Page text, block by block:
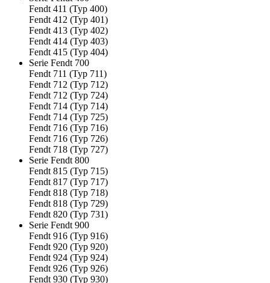
Fendt 411 (Typ 400)
Fendt 412 (Typ 401)
Fendt 413 (Typ 402)
Fendt 414 (Typ 403)
Fendt 415 (Typ 404)
Serie Fendt 700
Fendt 711 (Typ 711)
Fendt 712 (Typ 712)
Fendt 712 (Typ 724)
Fendt 714 (Typ 714)
Fendt 714 (Typ 725)
Fendt 716 (Typ 716)
Fendt 716 (Typ 726)
Fendt 718 (Typ 727)
Serie Fendt 800
Fendt 815 (Typ 715)
Fendt 817 (Typ 717)
Fendt 818 (Typ 718)
Fendt 818 (Typ 729)
Fendt 820 (Typ 731)
Serie Fendt 900
Fendt 916 (Typ 916)
Fendt 920 (Typ 920)
Fendt 924 (Typ 924)
Fendt 926 (Typ 926)
Fendt 930 (Typ 930)